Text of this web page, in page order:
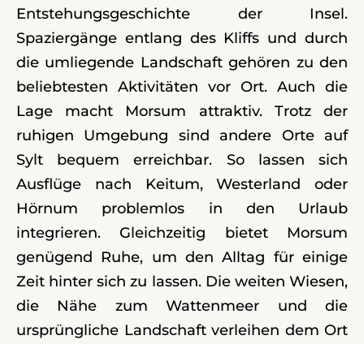
Entstehungsgeschichte der Insel.
Spaziergänge entlang des Kliffs und durch
die umliegende Landschaft gehören zu den
beliebtesten Aktivitäten vor Ort. Auch die
Lage macht Morsum attraktiv. Trotz der
ruhigen Umgebung sind andere Orte auf
Sylt bequem erreichbar. So lassen sich
Ausflüge nach Keitum, Westerland oder
Hörnum problemlos in den Urlaub
integrieren. Gleichzeitig bietet Morsum
genügend Ruhe, um den Alltag für einige
Zeit hinter sich zu lassen. Die weiten Wiesen,
die Nähe zum Wattenmeer und die
ursprüngliche Landschaft verleihen dem Ort